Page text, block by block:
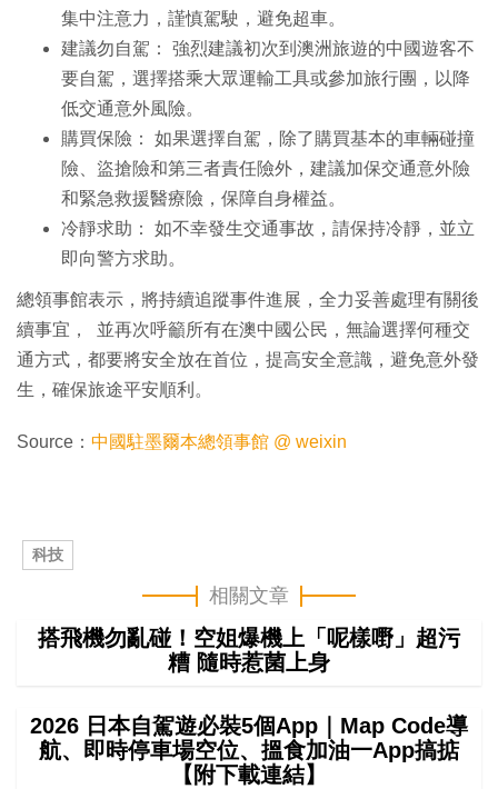
集中注意力，謹慎駕駛，避免超車。
建議勿自駕： 強烈建議初次到澳洲旅遊的中國遊客不
要自駕，選擇搭乘大眾運輸工具或參加旅行團，以降
低交通意外風險。
購買保險： 如果選擇自駕，除了購買基本的車輛碰撞
險、盜搶險和第三者責任險外，建議加保交通意外險
和緊急救援醫療險，保障自身權益。
冷靜求助： 如不幸發生交通事故，請保持冷靜，並立
即向警方求助。
總領事館表示，將持續追蹤事件進展，全力妥善處理有關後
續事宜， 並再次呼籲所有在澳中國公民，無論選擇何種交
通方式，都要將安全放在首位，提高安全意識，避免意外發
生，確保旅途平安順利。
Source： 中國駐墨爾本總領事館 @ weixin
科技
相關文章
搭飛機勿亂碰！空姐爆機上「呢樣嘢」超污
糟 隨時惹菌上身
2026 日本自駕遊必裝5個App｜Map Code導
航、即時停車場空位、搵食加油一App搞掂
【附下載連結】